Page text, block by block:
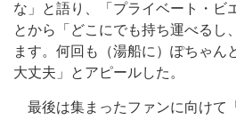
な」と語り、「プライベート・ビ
とから「どこにでも持ち運べるし
ます。何回も（湯船に）ぽちゃん
大丈夫」とアピールした。
最後は集まったファンに向けて